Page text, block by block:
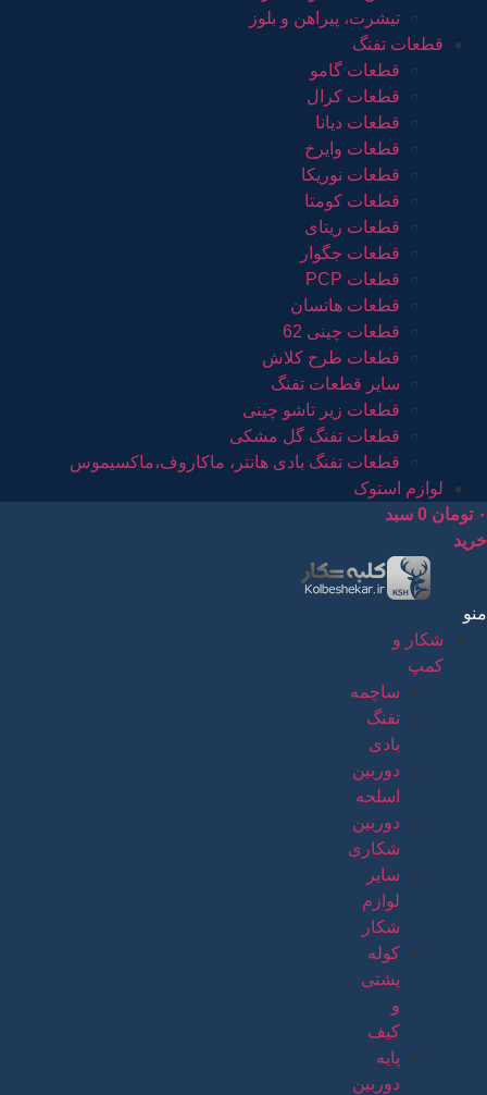
تیشرت، پیراهن و بلوز
قطعات تفنگ
قطعات گامو
قطعات کرال
قطعات دیانا
قطعات وایرخ
قطعات نوریکا
قطعات کومتا
قطعات ریتای
قطعات جگوار
قطعات PCP
قطعات هاتسان
قطعات چینی 62
قطعات طرح کلاش
سایر قطعات تفنگ
قطعات زیر تاشو چینی
قطعات تفنگ گل مشکی
قطعات تفنگ بادی هانتر، ماکاروف،ماکسیموس
لوازم استوک
۰ تومان 0 سبد
خرید
منو
شکار و
کمپ
ساچمه
تفنگ
بادی
دوربین
اسلحه
دوربین
شکاری
سایر
لوازم
شکار
کوله
پشتی
و
کیف
پایه
دوربین